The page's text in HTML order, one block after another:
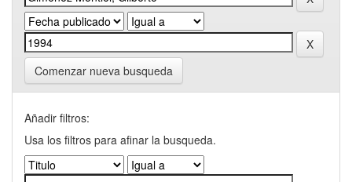
Comenzar nueva busqueda
Añadir filtros:
Usa los filtros para afinar la busqueda.